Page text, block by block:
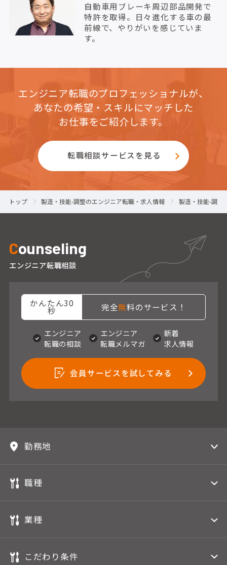
自動車用ブレーキ周辺部品開発で
特許を取得。日々進化する車の最
前線で、やりがいを感じていま
す。
エンジニア転職のプロフェッショナルが、
あなたの希望・スキルにマッチした
お仕事をご紹介します。
転職相談サービスを見る
トップ 製造・技能-調整のエンジニア転職・求人情報 製造・技能-調整
Counseling
エンジニア転職相談
かんたん30
秒 完全無料のサービス！
エンジニア
転職の相談
エンジニア
転職メルマガ
新着
求人情報
会員サービスを試してみる
勤務地
職種
業種
こだわり条件